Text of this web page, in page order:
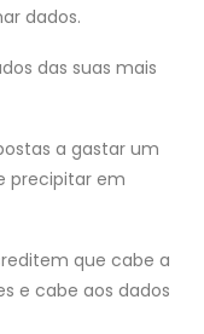
dados.
das suas mais
a gastar um
precipitar em
que cabe a
e cabe aos dados